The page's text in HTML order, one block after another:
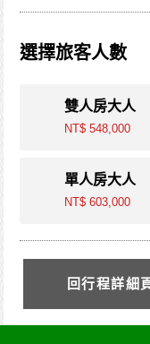
方之內容為準。
_______分於
定地點集合致未能
第五條（旅遊費用及
旅遊費用：
一、 簽訂本契約時
帳、支票等方式)繳
二、 其餘款項以
方式)於出發前三日
前項之特別約定，
第三十七條，乙方
選擇旅客人數
雙人房大人
NT$ 548,000
單人房大人
NT$ 603,000
回行程詳細